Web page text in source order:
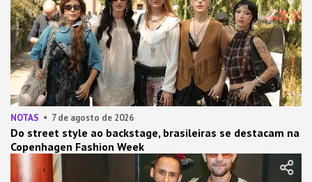
NOTAS 7 de agosto de 2026
Do street style ao backstage, brasileiras se destacam na
Copenhagen Fashion Week